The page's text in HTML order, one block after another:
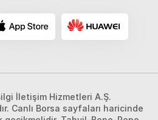
İletişim Hizmetleri A.Ş.
Canlı Borsa sayfaları haricinde